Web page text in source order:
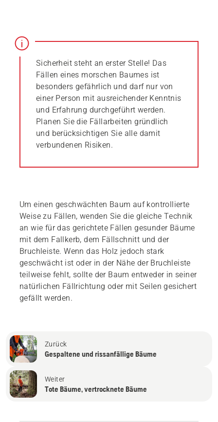
Sicherheit steht an erster Stelle! Das
Fällen eines morschen Baumes ist
besonders gefährlich und darf nur von
einer Person mit ausreichender Kenntnis
und Erfahrung durchgeführt werden.
Planen Sie die Fällarbeiten gründlich
und berücksichtigen Sie alle damit
verbundenen Risiken.
Um einen geschwächten Baum auf kontrollierte
Weise zu Fällen, wenden Sie die gleiche Technik
an wie für das gerichtete Fällen gesunder Bäume
mit dem Fallkerb, dem Fällschnitt und der
Bruchleiste. Wenn das Holz jedoch stark
geschwächt ist oder in der Nähe der Bruchleiste
teilweise fehlt, sollte der Baum entweder in seiner
natürlichen Fällrichtung oder mit Seilen gesichert
gefällt werden.
Zurück
Gespaltene und rissanfällige Bäume
Weiter
Tote Bäume, vertrocknete Bäume